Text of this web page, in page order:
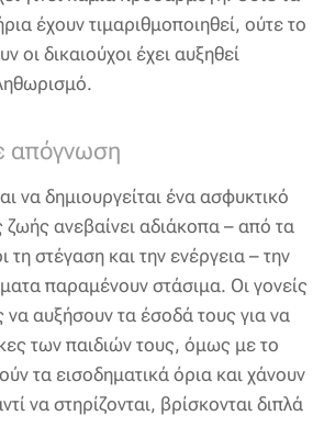
έχουν τιμαριθμοποιηθεί, ούτε το
οι δικαιούχοι έχει αυξηθεί
απόγνωση
να δημιουργείται ένα ασφυκτικό
ζωής ανεβαίνει αδιάκοπα – από τα
τη στέγαση και την ενέργεια – την
παραμένουν στάσιμα. Οι γονείς
να αυξήσουν τα έσοδά τους για να
των παιδιών τους, όμως με το
τα εισοδηματικά όρια και χάνουν
να στηρίζονται, βρίσκονται διπλά